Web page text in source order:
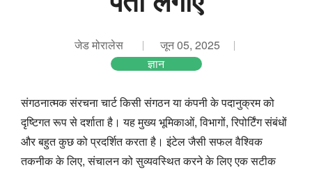
जेड मोरालेस
जून 05, 2025
ज्ञान
संगठनात्मक संरचना चार्ट किसी संगठन या कंपनी के पदानुक्रम को
दृष्टिगत रूप से दर्शाता है। यह मुख्य भूमिकाओं, विभागों, रिपोर्टिंग संबंधों
और बहुत कुछ को प्रदर्शित करता है। इंटेल जैसी सफल वैश्विक
तकनीक के लिए, संचालन को सुव्यवस्थित करने के लिए एक सटीक